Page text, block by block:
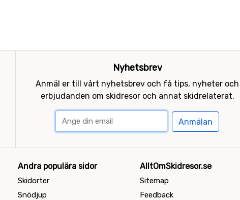
Nyhetsbrev
Anmäl er till vårt nyhetsbrev och få tips, nyheter och
erbjudanden om skidresor och annat skidrelaterat.
Anmälan
Andra populära sidor
Skidorter
Snödjup
AlltOmSkidresor.se
Sitemap
Feedback